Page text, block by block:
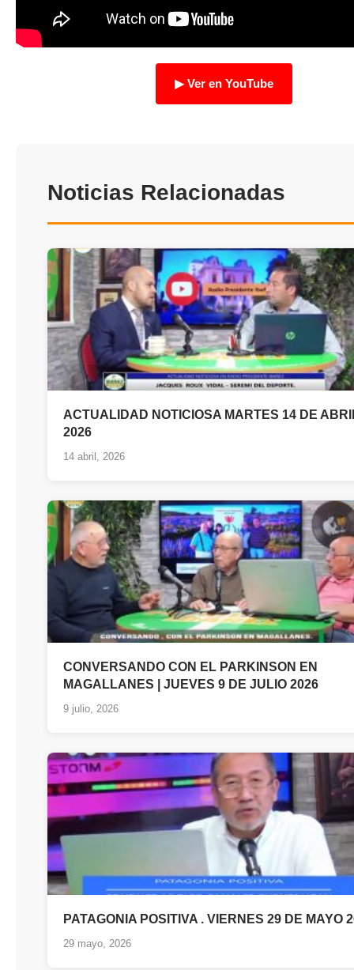
TRANSPARENCIA
▶ Ver en YouTube
Noticias Relacionadas
ACTUALIDAD NOTICIOSA MARTES 14 DE
2026
14 abril, 2026
CONVERSANDO CON EL PARKINSON EN
MAGALLANES | JUEVES 9 DE JULIO 2026
9 julio, 2026
PATAGONIA POSITIVA . VIERNES 29 DE MAYO
29 mayo, 2026